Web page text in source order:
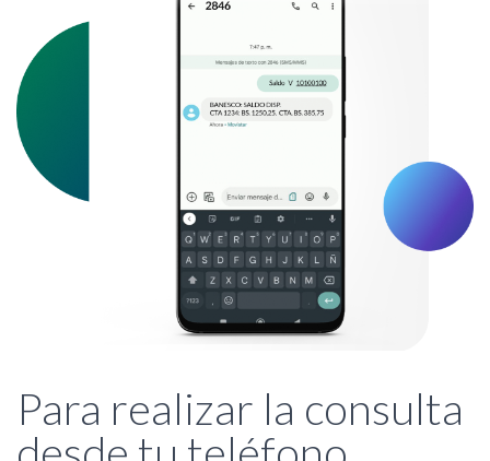
Para realizar la consulta